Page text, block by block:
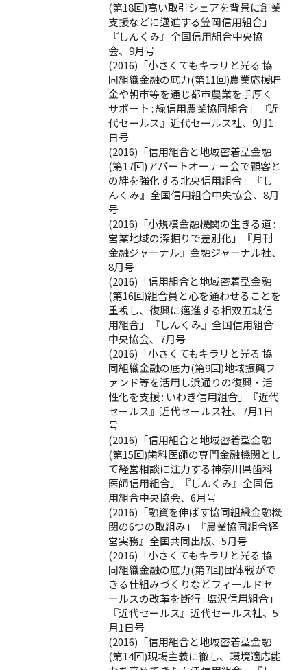
(第18回)高い取引シェアを背景に創業
支援などに邁進する笠岡信用組合」
『しんくみ』全国信用組合中央協
会、9月号
(2016)「小さくてもキラリと光る 協
同組織金融の底力(第11回)農業応援貯
金や朝市等を通じ都市農業を手厚く
サポート : 緑信用農業協同組合」『近
代セールス』近代セールス社、9月1
日号
(2016)「信用組合と地域密着型金融
(第17回)アパートオーナー会で顧客と
の絆を強化する北央信用組合」『し
んくみ』全国信用組合中央協会、8月
号
(2016)「小規模金融機関の生きる道 :
営業地域の深掘りで差別化」『月刊
金融ジャーナル』金融ジャーナル社、
8月号
(2016)「信用組合と地域密着型金融
(第16回)組合員と心を通わせることを
重視し、復興に邁進する相双五城信
用組合」『しんくみ』全国信用組合
中央協会、7月号
(2016)「小さくてもキラリと光る 協
同組織金融の底力(第9回)地域振興フ
ァンド等を活用し浜通りの復興・活
性化を支援 : いわき信用組合」『近代
セールス』近代セールス社、7月1日
号
(2016)「信用組合と地域密着型金融
(第15回)歯科医師の専門金融機関とし
て経営相談に注力する神奈川県歯科
医師信用組合」『しんくみ』全国信
用組合中央協会、6月号
(2016)「融資を伸ばす協同組織金融機
関の6つの取組み」『農業協同組合経
営実務』全国共同出版、5月号
(2016)「小さくてもキラリと光る 協
同組織金融の底力(第7回)団体戦がで
きる仕組みづくりなどフィールドセ
ールスの改革を断行 : 塩沢信用組合」
『近代セールス』近代セールス社、5
月1日号
(2016)「信用組合と地域密着型金融
(第14回)現場主義に徹し、環境適応能